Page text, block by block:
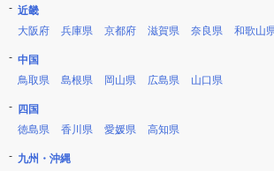
近畿
大阪府
兵庫県 京都府 滋賀県 奈良県 和歌山
中国
鳥取県
島根県 岡山県 広島県 山口県
四国
徳島県
香川県 愛媛県 高知県
九州・沖縄